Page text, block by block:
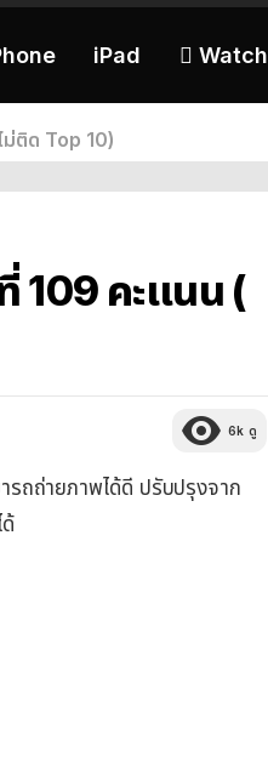
iPad  Watch
ติด Top 10)
109 คะแนน (
6k ดู
รถถ่ายภาพได้ดี ปรับปรุงจาก